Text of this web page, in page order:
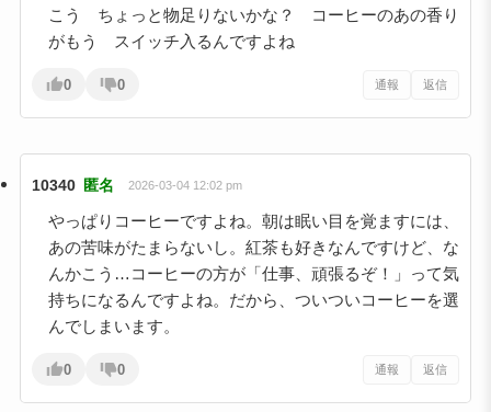
こう ちょっと物足りないかな？ コーヒーのあの香り
がもう スイッチ入るんですよね
0 0 通報 返信
10340 匿名 2026-03-04 12:02 pm
やっぱりコーヒーですよね。朝は眠い目を覚ますには、
あの苦味がたまらないし。紅茶も好きなんですけど、な
んかこう…コーヒーの方が「仕事、頑張るぞ！」って気
持ちになるんですよね。だから、ついついコーヒーを選
んでしまいます。
0 0 通報 返信